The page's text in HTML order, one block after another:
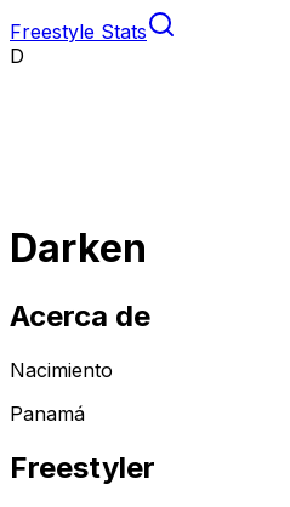
Freestyle Stats
D
Darken
Acerca de
Nacimiento
Panamá
Freestyler